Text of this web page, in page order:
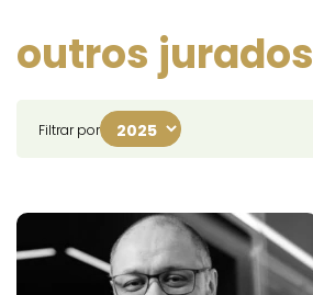
outros jurados
Filtrar por